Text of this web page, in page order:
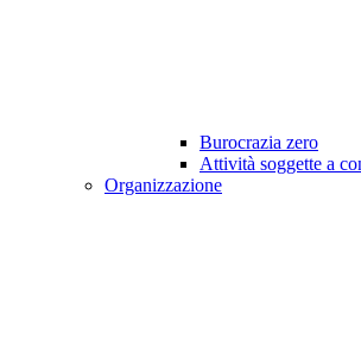
Burocrazia zero
Attività soggette a
Organizzazione